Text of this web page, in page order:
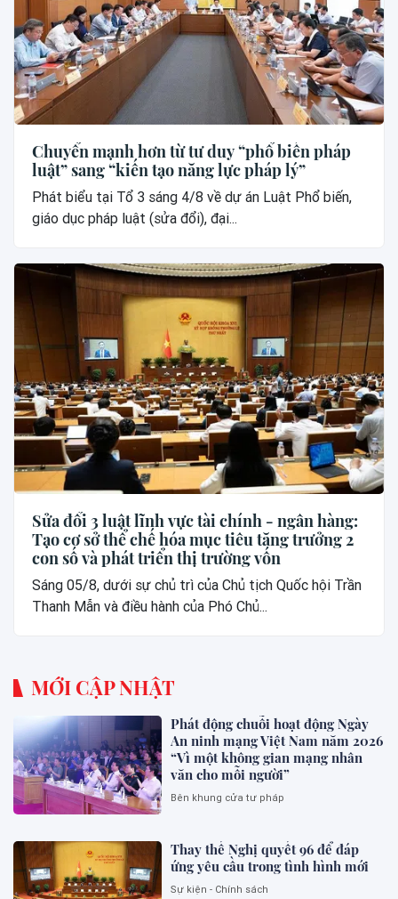
Chuyển mạnh hơn từ tư duy “phổ biến pháp
luật” sang “kiến tạo năng lực pháp lý”
Phát biểu tại Tổ 3 sáng 4/8 về dự án Luật Phổ biến,
giáo dục pháp luật (sửa đổi), đại...
Sửa đổi 3 luật lĩnh vực tài chính - ngân hàng:
Tạo cơ sở thể chế hóa mục tiêu tăng trưởng 2
con số và phát triển thị trường vốn
Sáng 05/8, dưới sự chủ trì của Chủ tịch Quốc hội Trần
Thanh Mẫn và điều hành của Phó Chủ...
MỚI CẬP NHẬT
Phát động chuỗi hoạt động Ngày
An ninh mạng Việt Nam năm 2026
“Vì một không gian mạng nhân
văn cho mỗi người”
Bên khung cửa tư pháp
Thay thế Nghị quyết 96 để đáp
ứng yêu cầu trong tình hình mới
Sự kiện - Chính sách